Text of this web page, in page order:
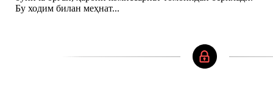
Бу ходим билан меҳнат...